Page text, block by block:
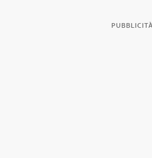
PUBBLICITÀ